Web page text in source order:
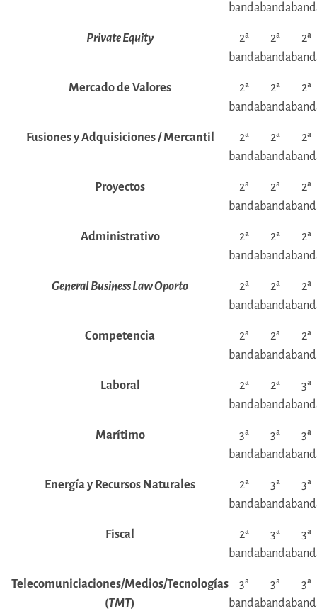
bandabanda
Private Equity
2ª
banda
2ª
banda
2ª
Mercado de Valores
2ª
banda
2ª
banda
2ª
Fusiones y Adquisiciones / Mercantil
2ª
banda
2ª
banda
2ª
Proyectos
2ª
banda
2ª
banda
2ª
Administrativo
2ª
banda
2ª
banda
2ª
General Business Law Oporto
2ª
banda
2ª
banda
2ª
Competencia
2ª
banda
2ª
banda
2ª
Laboral
2ª
banda
2ª
banda
3ª
Marítimo
3ª
banda
3ª
banda
3ª
Energía y Recursos Naturales
2ª
banda
3ª
banda
3ª
Fiscal
2ª
banda
3ª
banda
3ª
Telecomuniciaciones/Medios/Tecnologías
(TMT)
3ª
banda
3ª
banda
3ª